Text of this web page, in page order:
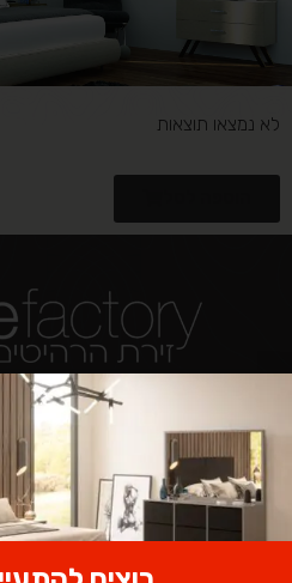
לא נמצאו תוצאות
צרו איתנו קשר